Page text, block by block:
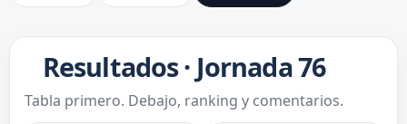
Resultados · Jornada 76
Tabla primero. Debajo, ranking y comentarios.